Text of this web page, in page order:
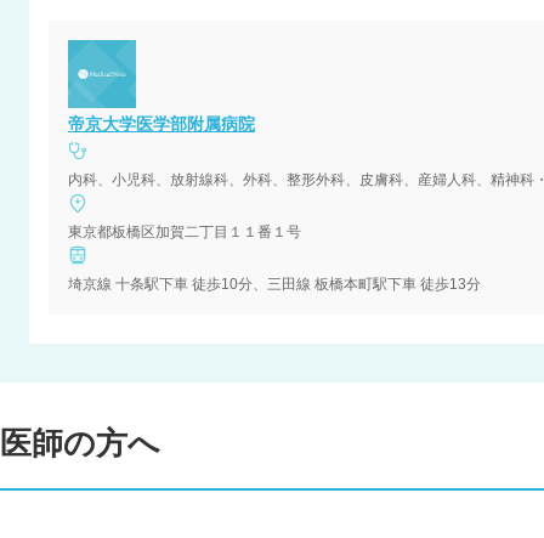
帝京大学医学部附属病院
東京都板橋区加賀二丁目１１番１号
埼京線 十条駅下車 徒歩10分、三田線 板橋本町駅下車 徒歩13分
医師の方へ